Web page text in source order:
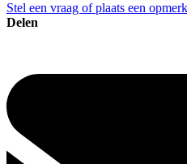
Stel een vraag of plaats een
Delen